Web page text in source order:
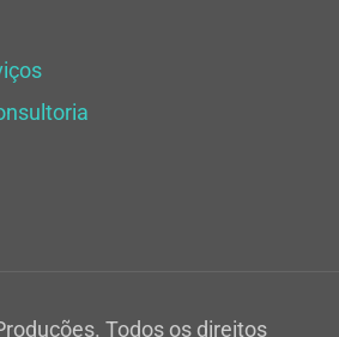
Todos os direitos